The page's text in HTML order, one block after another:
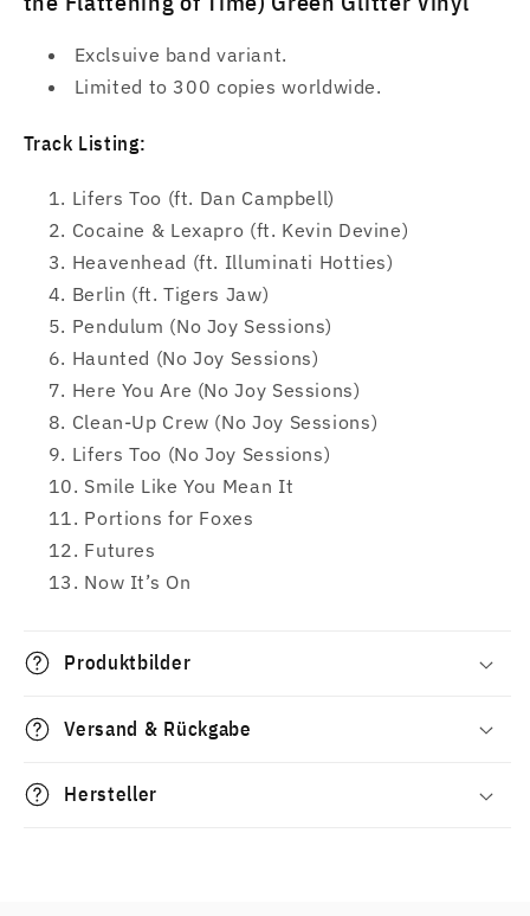
Green
Vinyl
Green
Vinyl
Exclsuive band variant.
Limited to 300 copies worldwide.
Track Listing:
Lifers Too (ft. Dan Campbell)
Cocaine & Lexapro (ft. Kevin Devine)
Heavenhead (ft. Illuminati Hotties)
Berlin (ft. Tigers Jaw)
Pendulum (No Joy Sessions)
Haunted (No Joy Sessions)
Here You Are (No Joy Sessions)
Clean-Up Crew (No Joy Sessions)
Lifers Too (No Joy Sessions)
Smile Like You Mean It
Portions for Foxes
Futures
Now It’s On
Produktbilder
Versand & Rückgabe
Hersteller